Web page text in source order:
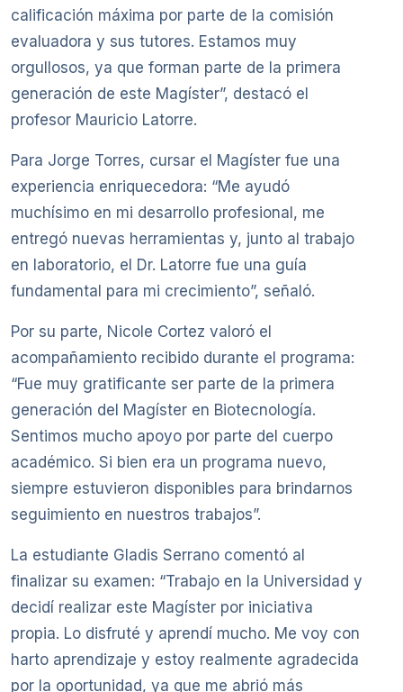
calificación máxima por parte de la comisión
evaluadora y sus tutores. Estamos muy
orgullosos, ya que forman parte de la primera
generación de este Magíster”, destacó el
profesor Mauricio Latorre.
Para Jorge Torres, cursar el Magíster fue una
experiencia enriquecedora: “Me ayudó
muchísimo en mi desarrollo profesional, me
entregó nuevas herramientas y, junto al trabajo
en laboratorio, el Dr. Latorre fue una guía
fundamental para mi crecimiento”, señaló.
Por su parte, Nicole Cortez valoró el
acompañamiento recibido durante el programa:
“Fue muy gratificante ser parte de la primera
generación del Magíster en Biotecnología.
Sentimos mucho apoyo por parte del cuerpo
académico. Si bien era un programa nuevo,
siempre estuvieron disponibles para brindarnos
seguimiento en nuestros trabajos”.
La estudiante Gladis Serrano comentó al
finalizar su examen: “Trabajo en la Universidad y
decidí realizar este Magíster por iniciativa
propia. Lo disfruté y aprendí mucho. Me voy con
harto aprendizaje y estoy realmente agradecida
por la oportunidad, ya que me abrió más